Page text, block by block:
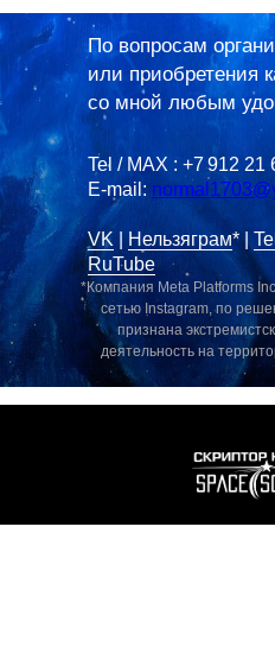
По вопросам
или приобретения
со мной любым
Tel / MAX : +7 912 21
E-mail:
VK Нельзяграм* |
RuTube
*Компания Meta Platforms
сетью Instagram, по
признана
деятельность на